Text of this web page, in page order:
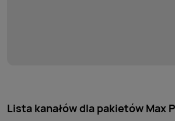
Lista kanałów dla pakietów Max